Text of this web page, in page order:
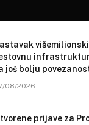
još bolju
08/2026
prijave za